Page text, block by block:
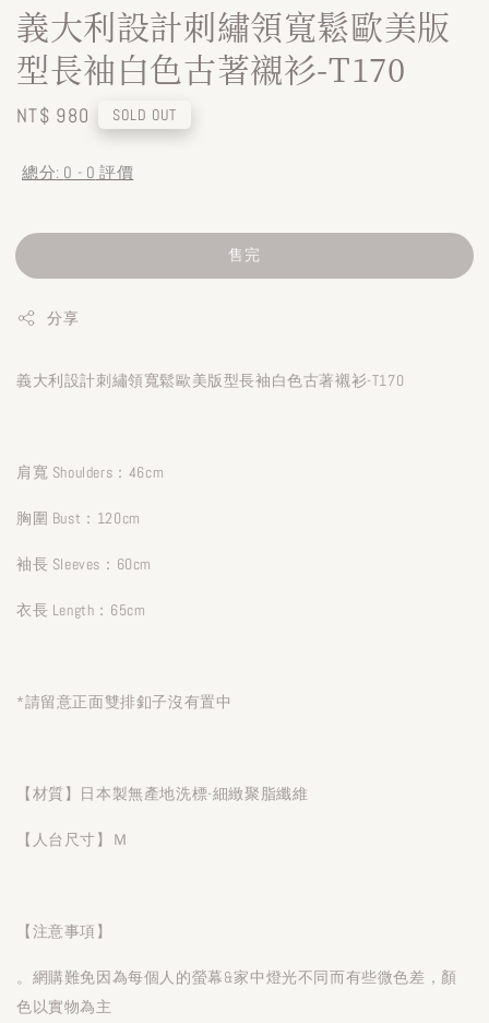
義大利設計刺繡領寬鬆歐美版
型長袖白色古著襯衫-T170
Regular
NT$ 980 SOLD OUT
總分: 0 - 0 評價
售完
分享
義大利設計刺繡領寬鬆歐美版型長袖白色古著襯衫-T170
肩寬 Shoulders：46cm
胸圍 Bust：120cm
袖長 Sleeves：60cm
衣長 Length：65cm
*請留意正面雙排釦子沒有置中
【材質】日本製無產地洗標-細緻聚脂纖維
【人台尺寸】Ｍ
【注意事項】
。網購難免因為每個人的螢幕&家中燈光不同而有些微色差，顏
色以實物為主